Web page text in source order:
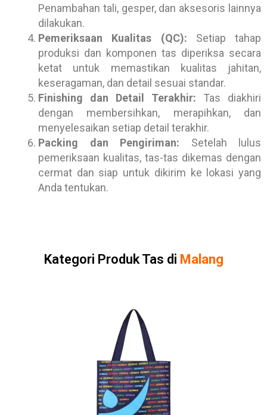
Penambahan tali, gesper, dan aksesoris lainnya
dilakukan.
Pemeriksaan Kualitas (QC): Setiap tahap
produksi dan komponen tas diperiksa secara
ketat untuk memastikan kualitas jahitan,
keseragaman, dan detail sesuai standar.
Finishing dan Detail Terakhir: Tas diakhiri
dengan membersihkan, merapihkan, dan
menyelesaikan setiap detail terakhir.
Packing dan Pengiriman: Setelah lulus
pemeriksaan kualitas, tas-tas dikemas dengan
cermat dan siap untuk dikirim ke lokasi yang
Anda tentukan.
Kategori Produk Tas di Malang